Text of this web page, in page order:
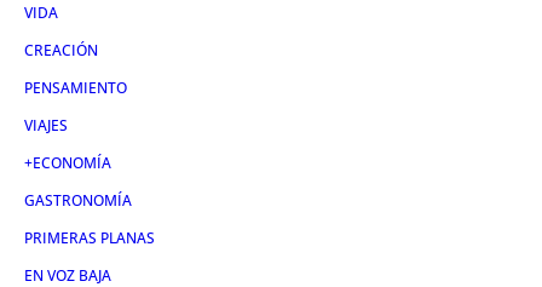
VIDA
CREACIÓN
PENSAMIENTO
VIAJES
+ECONOMÍA
GASTRONOMÍA
PRIMERAS PLANAS
EN VOZ BAJA